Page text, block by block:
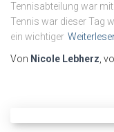
Tennisabteilung war
Tennis war dieser Tag
ein wichtiger
Von Nicole Lebherz ,